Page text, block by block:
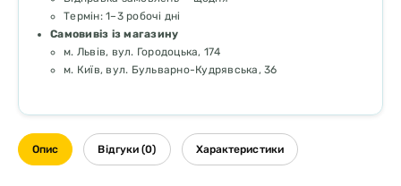
Термін: 1–3 робочі дні
Самовивіз із магазину
м. Львів, вул. Городоцька, 174
м. Київ, вул. Бульварно-Кудрявська, 36
Опис Відгуки (0) Характеристики